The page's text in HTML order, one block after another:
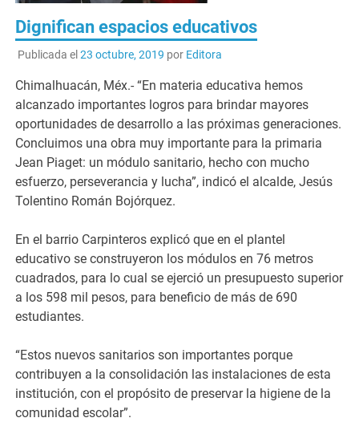
Dignifican espacios educativos
Publicada el 23 octubre, 2019 por Editora
Chimalhuacán, Méx.- “En materia educativa hemos
alcanzado importantes logros para brindar mayores
oportunidades de desarrollo a las próximas generaciones.
Concluimos una obra muy importante para la primaria
Jean Piaget: un módulo sanitario, hecho con mucho
esfuerzo, perseverancia y lucha”, indicó el alcalde, Jesús
Tolentino Román Bojórquez.
En el barrio Carpinteros explicó que en el plantel
educativo se construyeron los módulos en 76 metros
cuadrados, para lo cual se ejerció un presupuesto superior
a los 598 mil pesos, para beneficio de más de 690
estudiantes.
“Estos nuevos sanitarios son importantes porque
contribuyen a la consolidación las instalaciones de esta
institución, con el propósito de preservar la higiene de la
comunidad escolar”.